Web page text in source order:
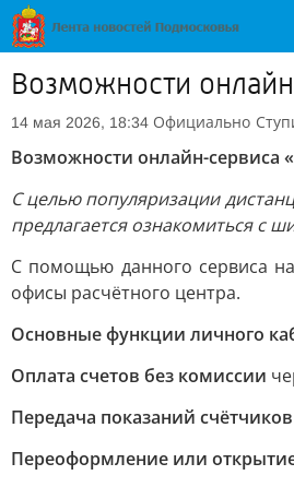
Возможности
14 мая 2026, 18:34 Официально
Возможности онлайн-
С целью популяризации
предлагается ознакомиться с
С помощью данного сервиса
офисы расчётного центра.
Основные функции личного
Оплата счетов без комиссии
Передача показаний счётчиков
Переоформление или